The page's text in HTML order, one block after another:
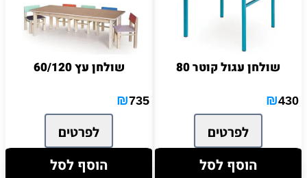
שולחן עגול קוטר 80
₪430
לפרטים
הוסף לסל
שולחן עץ 60/120
₪735
לפרטים
הוסף לסל